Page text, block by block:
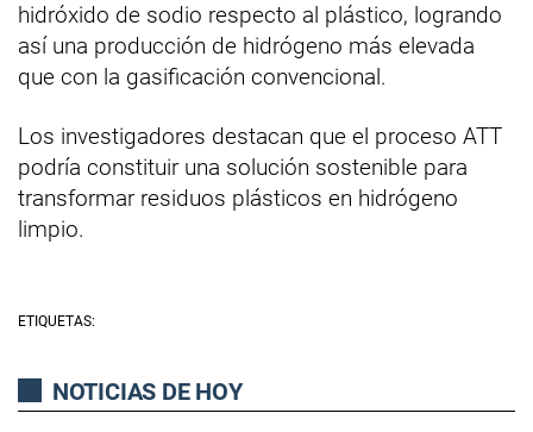
hidróxido de sodio respecto al plástico, logrando
así una producción de hidrógeno más elevada
que con la gasificación convencional.
Los investigadores destacan que el proceso ATT
podría constituir una solución sostenible para
transformar residuos plásticos en hidrógeno
limpio.
ETIQUETAS:
NOTICIAS DE HOY